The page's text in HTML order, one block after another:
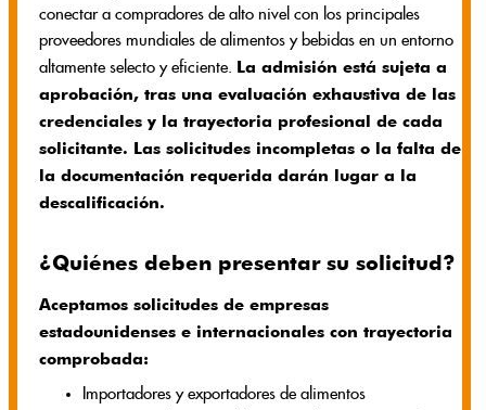
conectar a compradores de alto nivel con los principales
proveedores mundiales de alimentos y bebidas en un entorno
altamente selecto y eficiente. La admisión está sujeta a
aprobación, tras una evaluación exhaustiva de las
credenciales y la trayectoria profesional de cada
solicitante. Las solicitudes incompletas o la falta de
la documentación requerida darán lugar a la
descalificación.
¿Quiénes deben presentar su solicitud?
Aceptamos solicitudes de empresas
estadounidenses e internacionales con trayectoria
comprobada:
Importadores y exportadores de alimentos